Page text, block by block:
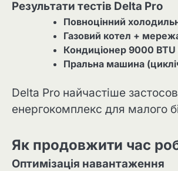
Результати тестів Delta Pro
Повноцінний
Газовий котел +
Кондиціонер 9000
Пральна машина
Delta Pro найчастіше
енергокомплекс для малого
Як продовжити час
Оптимізація навантаження